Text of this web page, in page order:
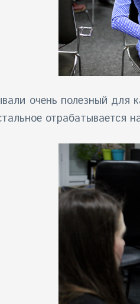
очень полезный для
отрабатывается